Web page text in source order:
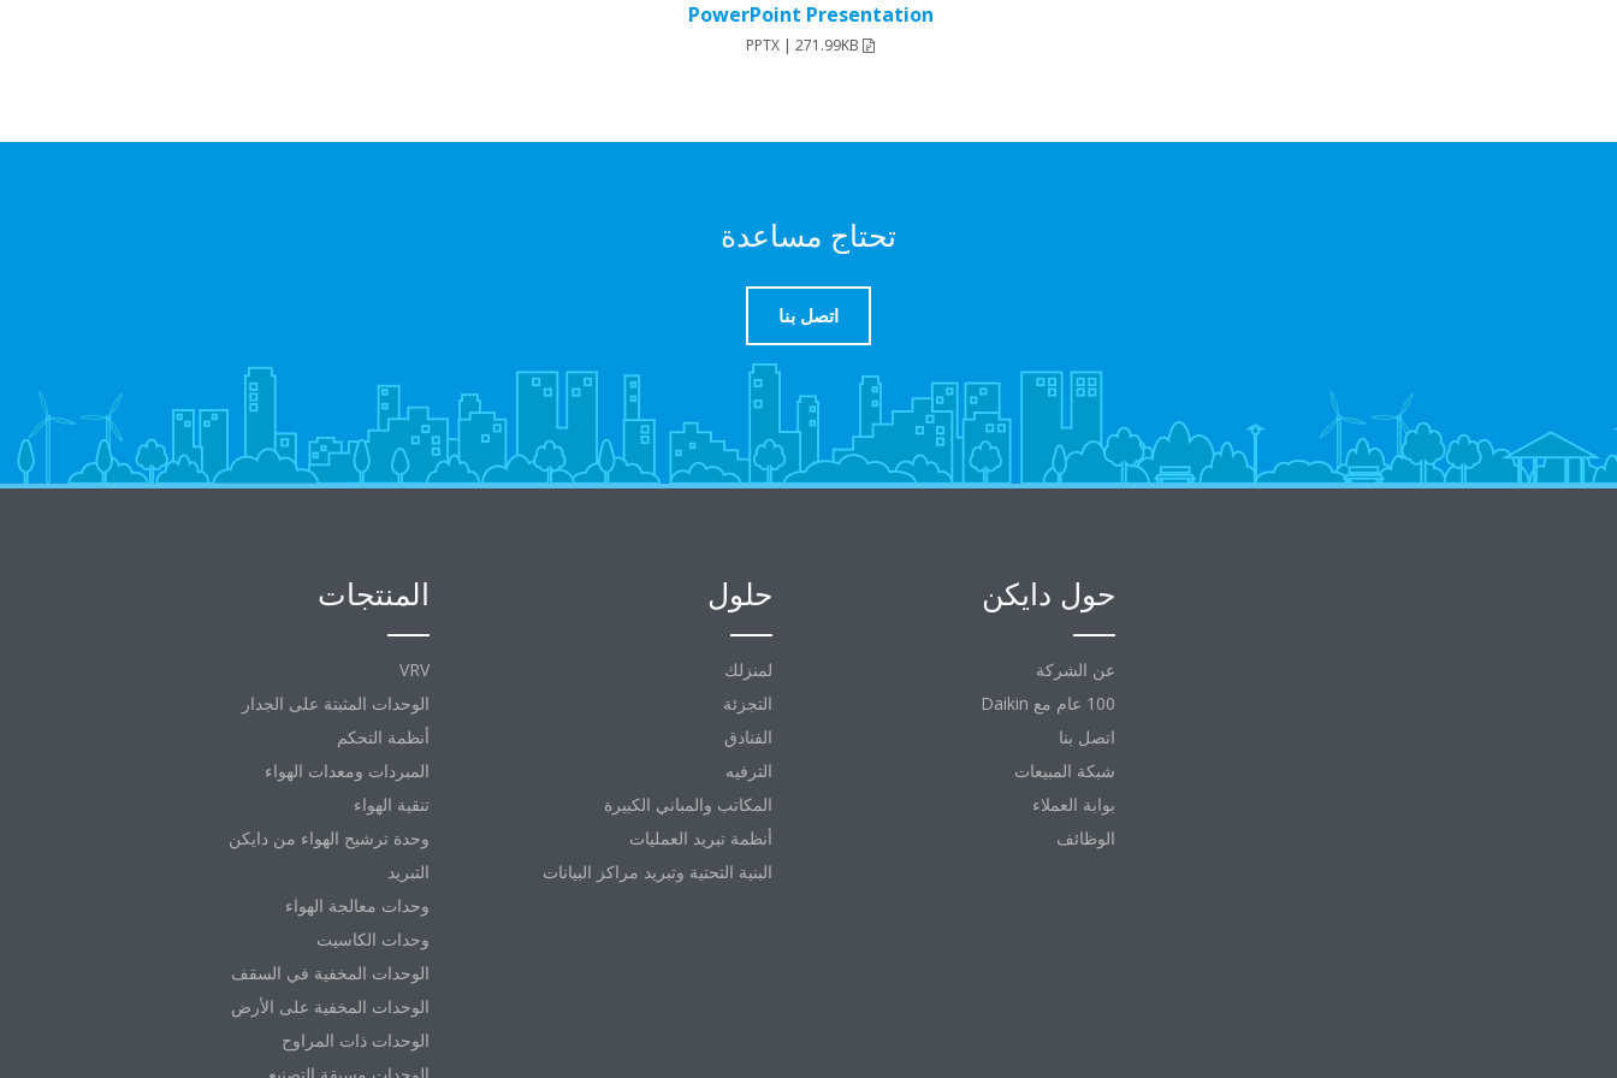
PowerPoint Presentation
PPTX | 271.99KB
تحتاج مساعدة
اتصل بنا
المنتجات
VRV
الوحدات المثبتة على الجدار
أنظمة التحكم
المبردات ومعدات الهواء
تنقية الهواء
وحدة ترشيح الهواء من دايكن
التبريد
وحدات معالجة الهواء
وحدات الكاسيت
الوحدات المخفية في السقف
الوحدات المخفية على الأرض
الوحدات ذات المراوح
حلول
لمنزلك
التجزئة
الفنادق
الترفيه
المكاتب والمباني الكبيرة
أنظمة تبريد العمليات
البنية التحتية وتبريد مراكز البيانات
حول دايكن
عن الشركة
100 عام مع Daikin
اتصل بنا
شبكة المبيعات
بوابة العملاء
الوظائف